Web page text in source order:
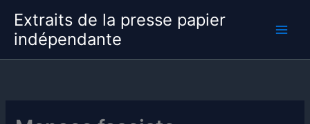
contenu
Extraits de la presse papier
indépendante